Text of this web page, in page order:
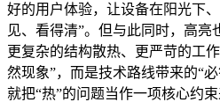
好的用户体验，让设备在阳光下
见、看得清”。但与此同时，高亮
更复杂的结构散热、更严苛的工
然现象”，而是技术路线带来的“
就把“热”的问题当作一项核心约束